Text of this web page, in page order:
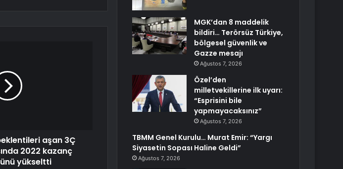
aşan 3Ç
2022 kazanç
yükseltti
MGK’dan 8 maddelik
bildiri… Terörsüz Türkiye,
bölgesel güvenlik ve
Gazze mesajı
Ağustos 7, 2026
Özel’den
milletvekillerine ilk uyarı:
“Esprisini bile
yapmayacaksınız”
Ağustos 7, 2026
TBMM Genel Kurulu… Murat Emir: “Yargı
Siyasetin Sopası Haline Geldi”
Ağustos 7, 2026